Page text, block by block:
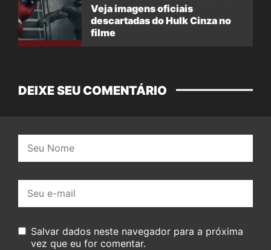
Veja imagens oficiais
descartadas do Hulk Cinza no
filme
DEIXE SEU COMENTÁRIO
mail:
Salvar dados neste navegador para a próxima
vez que eu for comentar.